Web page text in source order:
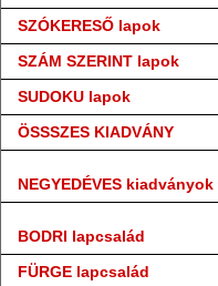
SZÓKERESŐ lapok
SZÁM SZERINT lapok
SUDOKU lapok
ÖSSSZES KIADVÁNY
NEGYEDÉVES kiadványok
BODRI lapcsalád
FÜRGE lapcsalád